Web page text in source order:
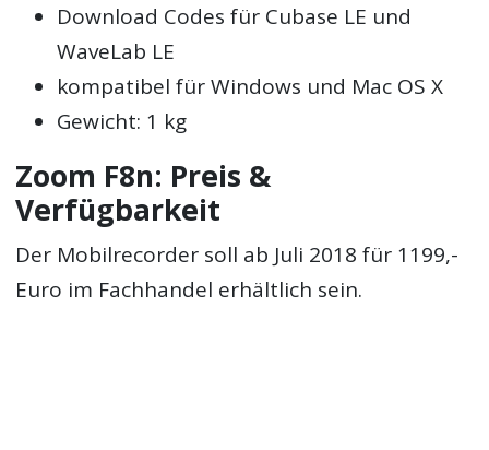
Download Codes für Cubase LE und
WaveLab LE
kompatibel für Windows und Mac OS X
Gewicht: 1 kg
Zoom F8n: Preis &
Verfügbarkeit
Der Mobilrecorder soll ab Juli 2018 für 1199,-
Euro im Fachhandel erhältlich sein.